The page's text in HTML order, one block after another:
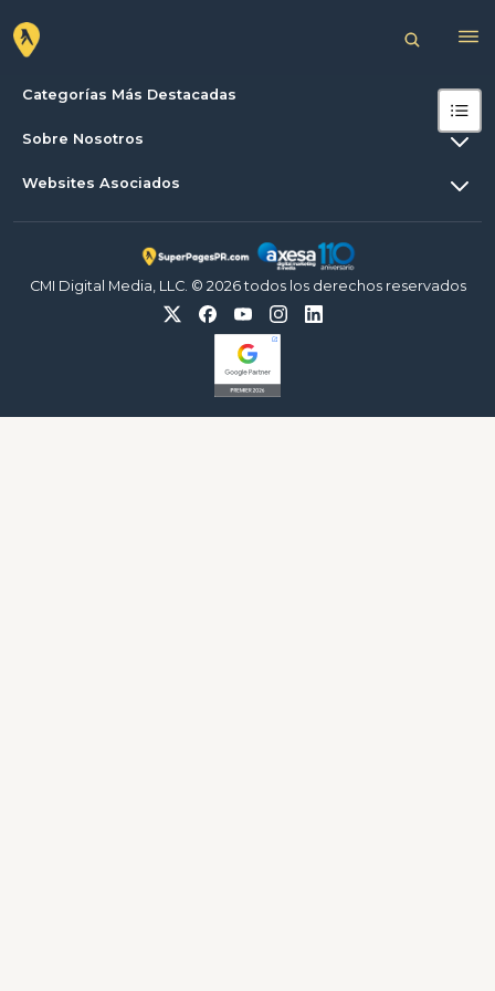
Categorías Más Destacadas
Sobre Nosotros
Websites Asociados
CMI Digital Media, LLC. © 2026 todos los derechos reservados